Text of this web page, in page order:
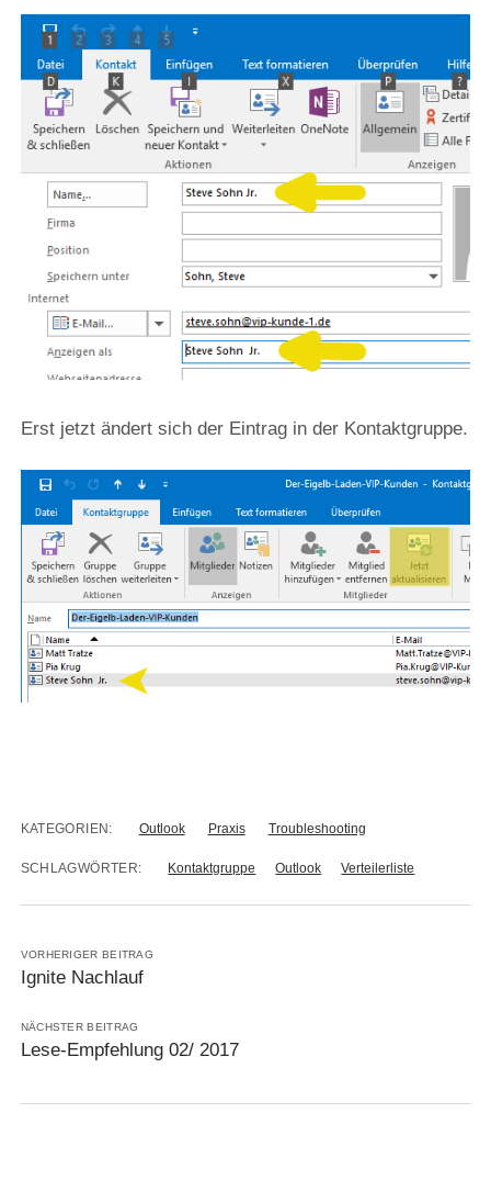
Erst jetzt ändert sich der Eintrag in der Kontaktgruppe.
KATEGORIEN: Outlook Praxis Troubleshooting
SCHLAGWÖRTER: Kontaktgruppe Outlook Verteilerliste
VORHERIGER BEITRAG
Ignite Nachlauf
NÄCHSTER BEITRAG
Lese-Empfehlung 02/ 2017